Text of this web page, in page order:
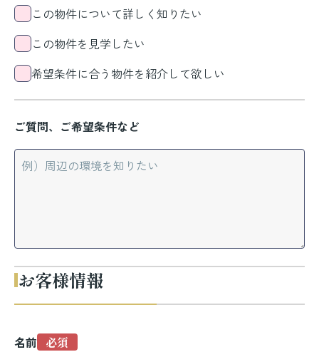
この物件について詳しく知りたい
この物件を見学したい
希望条件に合う物件を紹介して欲しい
ご質問、ご希望条件など
お客様情報
名前